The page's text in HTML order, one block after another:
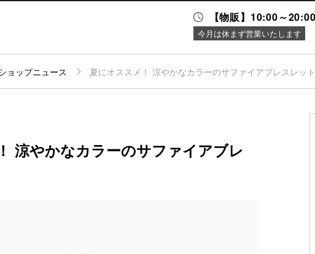
【物販】10:00～
今月は休まず営業いたします
パーキング
ニュース＆
イベント
ョップニュース 夏にオススメ！ 涼やかなカラーのサファイアブレスレッ
涼やかなカラーのサファイアブレ